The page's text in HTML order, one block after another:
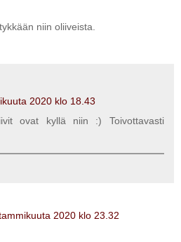
niin oliiveista.
2020 klo 18.43
ovat kyllä niin :) Toivottavasti
2020 klo 23.32